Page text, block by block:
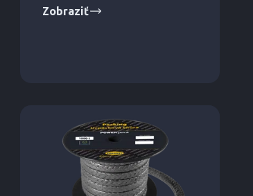
kombinácia vlákien a mazív
Zobraziť